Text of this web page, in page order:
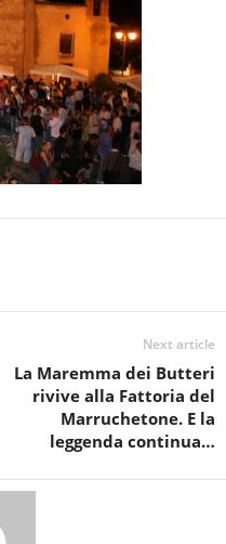
Next article
La Maremma dei Butteri
rivive alla Fattoria del
Marruchetone. E la
leggenda continua…